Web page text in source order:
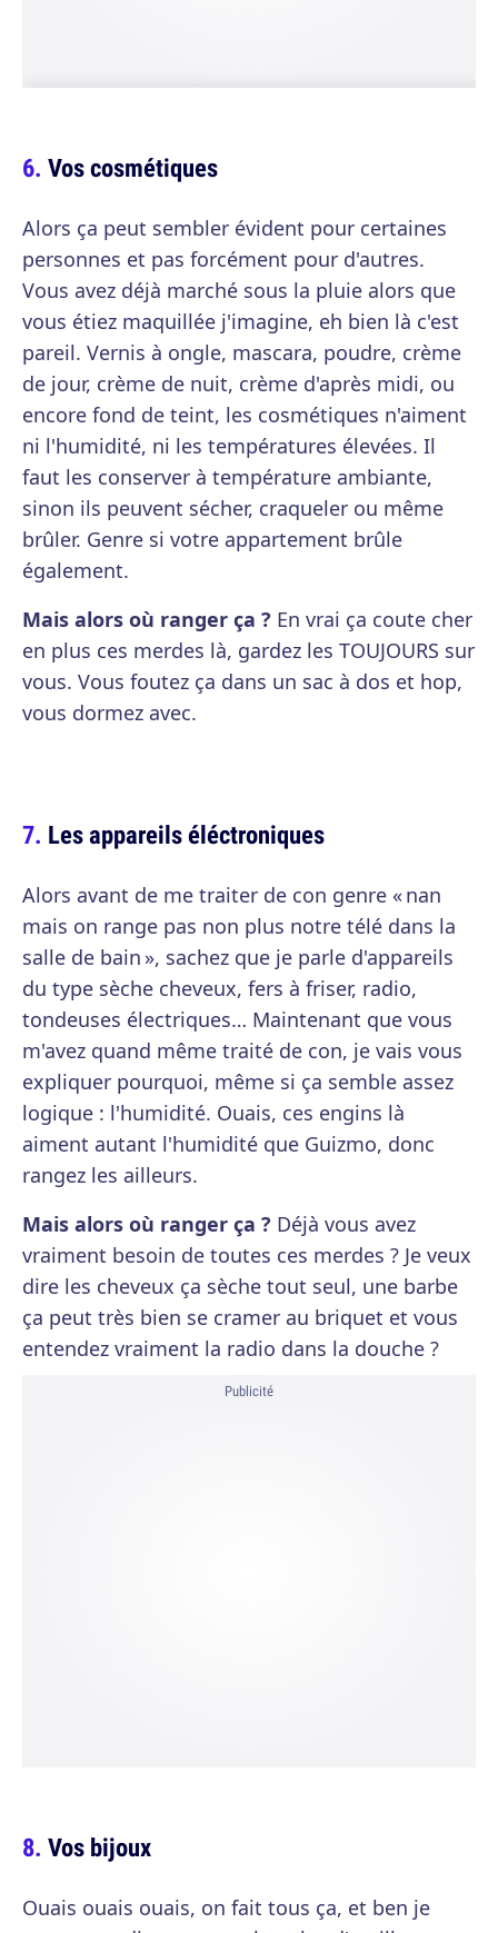
Vos cosmétiques
Alors ça peut sembler évident pour certaines
personnes et pas forcément pour d'autres.
Vous avez déjà marché sous la pluie alors que
vous étiez maquillée j'imagine, eh bien là c'est
pareil. Vernis à ongle, mascara, poudre, crème
de jour, crème de nuit, crème d'après midi, ou
encore fond de teint, les cosmétiques n'aiment
ni l'humidité, ni les températures élevées. Il
faut les conserver à température ambiante,
sinon ils peuvent sécher, craqueler ou même
brûler. Genre si votre appartement brûle
également.
Mais alors où ranger ça ? En vrai ça coute cher
en plus ces merdes là, gardez les TOUJOURS sur
vous. Vous foutez ça dans un sac à dos et hop,
vous dormez avec.
Les appareils éléctroniques
Alors avant de me traiter de con genre « nan
mais on range pas non plus notre télé dans la
salle de bain », sachez que je parle d'appareils
du type sèche cheveux, fers à friser, radio,
tondeuses électriques… Maintenant que vous
m'avez quand même traité de con, je vais vous
expliquer pourquoi, même si ça semble assez
logique : l'humidité. Ouais, ces engins là
aiment autant l'humidité que Guizmo, donc
rangez les ailleurs.
Mais alors où ranger ça ? Déjà vous avez
vraiment besoin de toutes ces merdes ? Je veux
dire les cheveux ça sèche tout seul, une barbe
ça peut très bien se cramer au briquet et vous
entendez vraiment la radio dans la douche ?
Publicité
Vos bijoux
Ouais ouais ouais, on fait tous ça, et ben je